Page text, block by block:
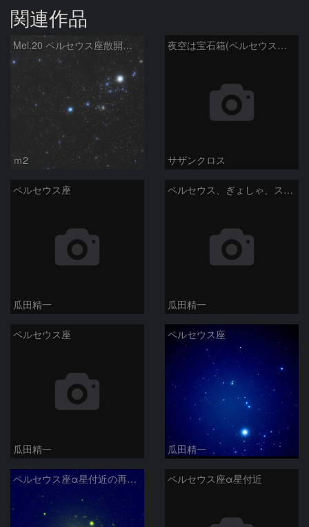
関連作品
Mel.20 ペルセウス座散開星団
ｍ2
夜空は宝石箱(ペルセウス座 M34) Seestar50
サザンクロス
ペルセウス座
瓜田精一
ペルセウス、ぎょしゃ、スバル、ヒアデス。
瓜田精一
ペルセウス座
瓜田精一
ペルセウス座
瓜田精一
ペルセウス座α星付近の再補正 ペルセウス座α星付近